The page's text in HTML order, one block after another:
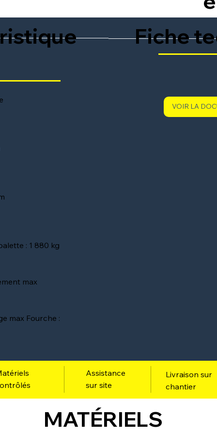
MATÉRIELS
: 1 880 kg
max
max Fourche :
Fiche
VOIR LA
Assistance
sur site
Livraison sur
chantier